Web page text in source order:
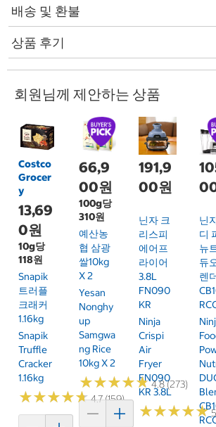
배송 및 환불
상품 후기
회원님께 제안하는 상품
Costco
Grocer
y
13,69
0원
10g당
118원
Snapik
트러플
크래커
1.16kg
Snapik
Truffle
Cracker
1.16kg
★★★★★
★★★★★4.7 (159)
66,9
00원
100g당
310원
예산농
협 삼광
쌀10kg
X 2
Yesan
Nonghy
Up
Samgwa
Ng Rice
10kg X 2
★★★★★
★★★★★4.8 (273)
191,9
00원
닌자 크
리스피
에어프
라이어
3.8L
FN090
KR
Ninja
Crispi
Air
Fryer
FN090
KR 3.8L
★★★★★
★★★★★
닌
디
뉴
듀
렌